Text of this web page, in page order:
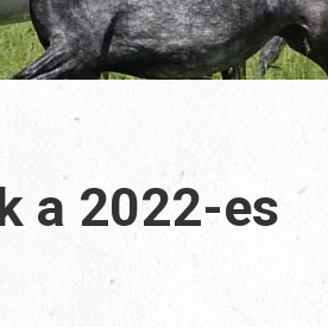
a 2022-es